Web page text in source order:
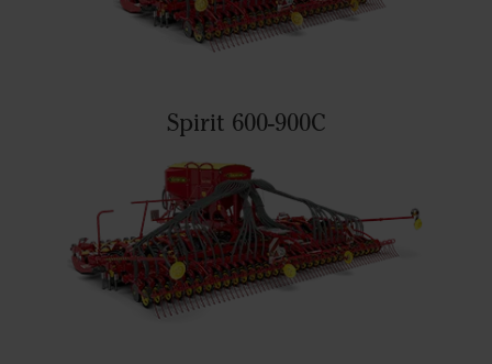
Spirit 600-900C